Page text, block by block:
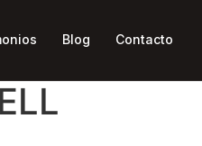
Blog Contacto